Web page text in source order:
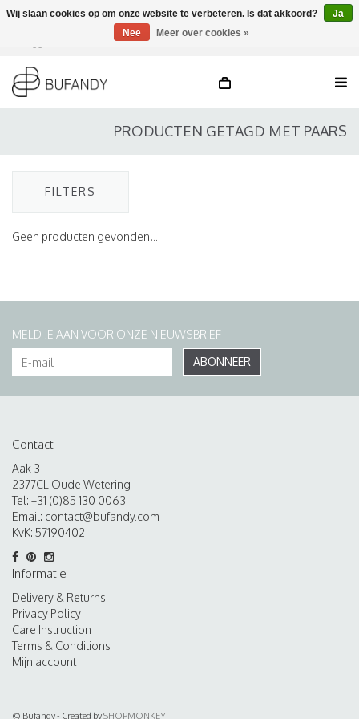
DE / EN
PRODUCTEN GETAGD MET PAARS
FILTERS
Geen producten gevonden!...
MELD JE AAN VOOR ONZE NIEUWSBRIEF
ABONNEER
Contact
Aak 3
2377CL Oude Wetering
Tel: +31 (0)85 130 0063
Email: contact@bufandy.com
KvK: 57190402
Informatie
Delivery & Returns
Privacy Policy
Care Instruction
Terms & Conditions
Mijn account
© Bufandy - Created bySHOPMONKEY
Wij slaan cookies op om onze website te verbeteren. Is dat akkoord?
Ja
Nee
Meer over cookies »